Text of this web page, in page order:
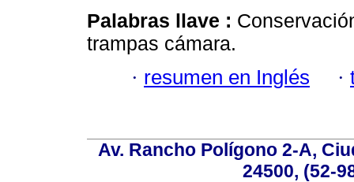
Palabras llave :
trampas cámara.
· resumen en Inglés ·
Av. Rancho Polígono 2-A,
24500, (52-